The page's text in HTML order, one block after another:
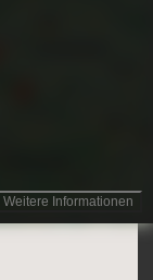
Weitere Informationen